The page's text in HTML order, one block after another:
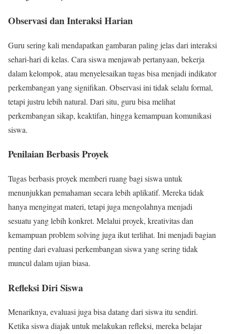
Observasi dan Interaksi Harian
Guru sering kali mendapatkan gambaran paling jelas dari interaksi
sehari-hari di kelas. Cara siswa menjawab pertanyaan, bekerja
dalam kelompok, atau menyelesaikan tugas bisa menjadi indikator
perkembangan yang signifikan. Observasi ini tidak selalu formal,
tetapi justru lebih natural. Dari situ, guru bisa melihat
perkembangan sikap, keaktifan, hingga kemampuan komunikasi
siswa.
Penilaian Berbasis Proyek
Tugas berbasis proyek memberi ruang bagi siswa untuk
menunjukkan pemahaman secara lebih aplikatif. Mereka tidak
hanya mengingat materi, tetapi juga mengolahnya menjadi
sesuatu yang lebih konkret. Melalui proyek, kreativitas dan
kemampuan problem solving juga ikut terlihat. Ini menjadi bagian
penting dari evaluasi perkembangan siswa yang sering tidak
muncul dalam ujian biasa.
Refleksi Diri Siswa
Menariknya, evaluasi juga bisa datang dari siswa itu sendiri.
Ketika siswa diajak untuk melakukan refleksi, mereka belajar